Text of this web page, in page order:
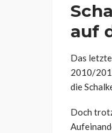
auf
Das
2010/
die
Doch